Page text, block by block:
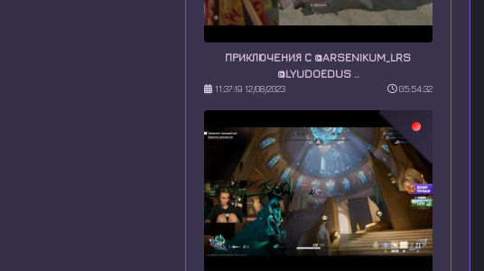
ПРИКЛЮЧЕНИЯ С @ARSENIKUM_LRS
@LYUDOEDUS ..
11:37:19 12/08/2023 05:54:32